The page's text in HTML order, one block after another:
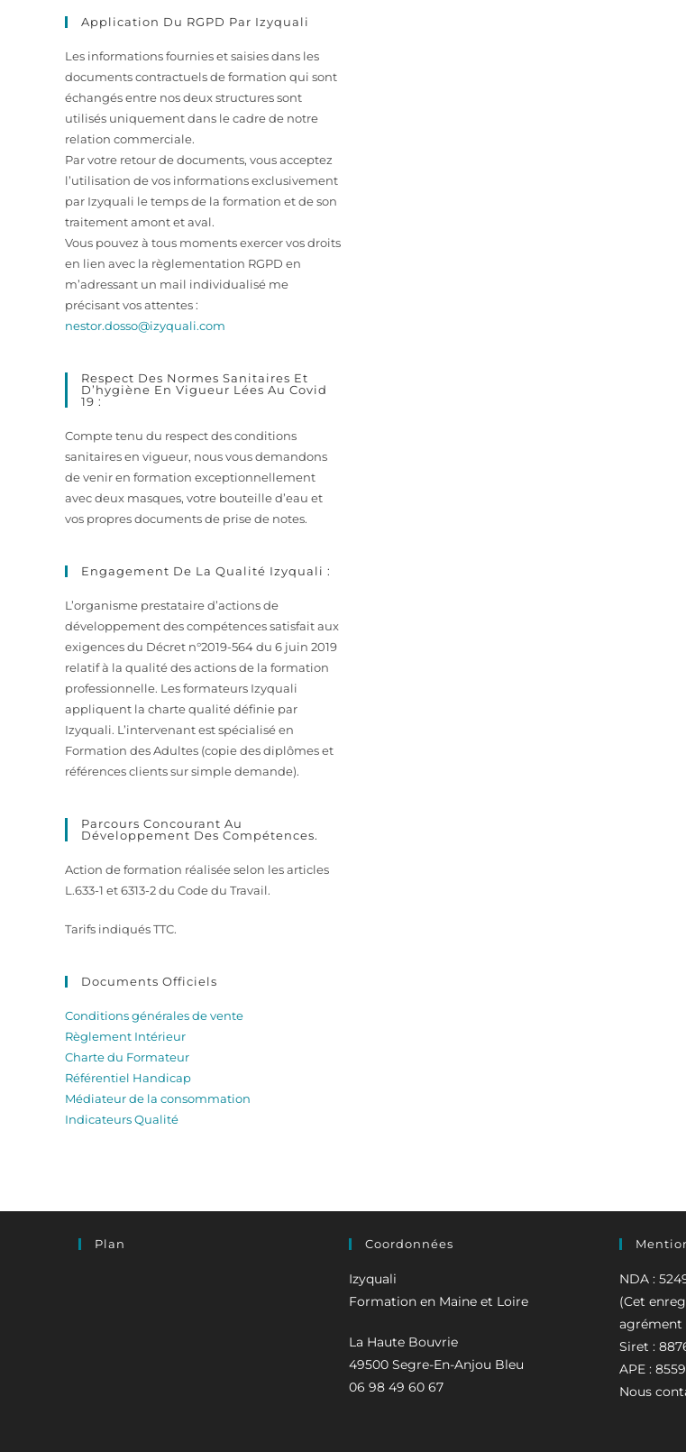
Application Du RGPD Par Izyquali
Les informations fournies et saisies dans les
documents contractuels de formation qui sont
échangés entre nos deux structures sont
utilisés uniquement dans le cadre de notre
relation commerciale.
Par votre retour de documents, vous acceptez
l’utilisation de vos informations exclusivement
par Izyquali le temps de la formation et de son
traitement amont et aval.
Vous pouvez à tous moments exercer vos droits
en lien avec la règlementation RGPD en
m’adressant un mail individualisé me
précisant vos attentes :
nestor.dosso@izyquali.com
Respect Des Normes Sanitaires Et
D’hygiène En Vigueur Lées Au Covid
19 :
Compte tenu du respect des conditions
sanitaires en vigueur, nous vous demandons
de venir en formation exceptionnellement
avec deux masques, votre bouteille d’eau et
vos propres documents de prise de notes.
Engagement De La Qualité Izyquali :
L’organisme prestataire d’actions de
développement des compétences satisfait aux
exigences du Décret n°2019-564 du 6 juin 2019
relatif à la qualité des actions de la formation
professionnelle. Les formateurs Izyquali
appliquent la charte qualité définie par
Izyquali. L’intervenant est spécialisé en
Formation des Adultes (copie des diplômes et
références clients sur simple demande).
Parcours Concourant Au
Développement Des Compétences.
Action de formation réalisée selon les articles
L.633-1 et 6313-2 du Code du Travail.
Tarifs indiqués TTC.
Documents Officiels
Conditions générales de vente
Règlement Intérieur
Charte du Formateur
Référentiel Handicap
Médiateur de la consommation
Indicateurs Qualité
Plan Coordonnées
Izyquali
Formation en Maine et Loire
La Haute Bouvrie
49500 Segre-En-Anjou Bleu
06 98 49 60 67
NDA :
(Cet
agrément
Siret :
APE :
Nous